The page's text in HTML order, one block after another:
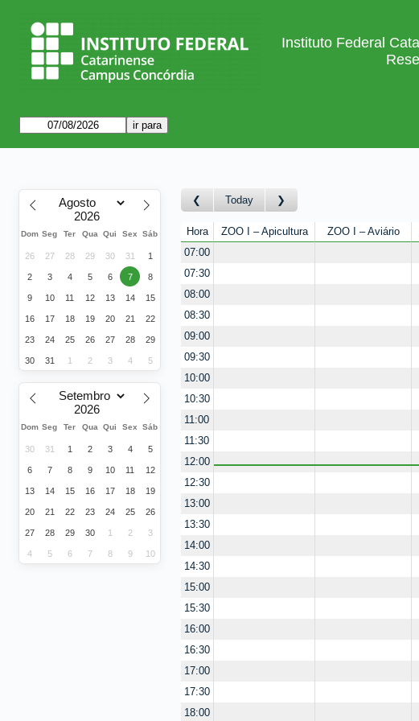
Instituto Federal
Dom Seg Ter Qua Qui Sex Sáb
26 27 28 29 30 31 1
2 3 4 5 6 7 8
9 10 11 12 13 14 15
16 17 18 19 20 21 22
23 24 25 26 27 28 29
30 31 1 2 3 4 5
Dom Seg Ter Qua Qui Sex Sáb
30 31 1 2 3 4 5
6 7 8 9 10 11 12
13 14 15 16 17 18 19
20 21 22 23 24 25 26
27 28 29 30 1 2 3
4 5 6 7 8 9 10
Today
Hora ZOO I – Apicultura ZOO I – Aviário
07:00
07:30
08:00
08:30
09:00
09:30
10:00
10:30
11:00
11:30
12:00
12:30
13:00
13:30
14:00
14:30
15:00
15:30
16:00
16:30
17:00
17:30
18:00